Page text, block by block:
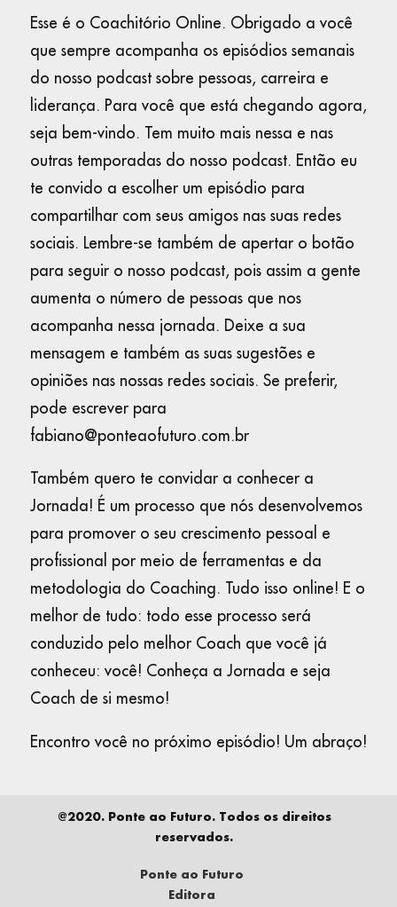
Esse é o Coachitório Online. Obrigado a você
que sempre acompanha os episódios semanais
do nosso podcast sobre pessoas, carreira e
liderança. Para você que está chegando agora,
seja bem-vindo. Tem muito mais nessa e nas
outras temporadas do nosso podcast. Então eu
te convido a escolher um episódio para
compartilhar com seus amigos nas suas redes
sociais. Lembre-se também de apertar o botão
para seguir o nosso podcast, pois assim a gente
aumenta o número de pessoas que nos
acompanha nessa jornada. Deixe a sua
mensagem e também as suas sugestões e
opiniões nas nossas redes sociais. Se preferir,
pode escrever para
fabiano@ponteaofuturo.com.br
Também quero te convidar a conhecer a
Jornada! É um processo que nós desenvolvemos
para promover o seu crescimento pessoal e
profissional por meio de ferramentas e da
metodologia do Coaching. Tudo isso online! E o
melhor de tudo: todo esse processo será
conduzido pelo melhor Coach que você já
conheceu: você! Conheça a Jornada e seja
Coach de si mesmo!
Encontro você no próximo episódio! Um abraço!
@2020. Ponte ao Futuro. Todos os direitos
reservados.
Ponte ao Futuro
Editora